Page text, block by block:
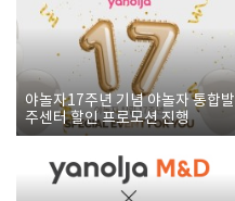
야놀자17주년 기념 야놀자 통합발
주센터 할인 프로모션 진행